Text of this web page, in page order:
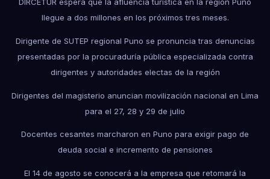
llegue a dos millones en los próximos tres meses.
Dirigente de SUTEP regional Puno se pronuncia tras denuncias
presentadas por la procuraduría pública especializada contra
dirigentes y autoridades electas de la región
Dirigentes del magisterio anuncian movilización nacional en Lima
para el 27, 28 y 29 de julio
Docentes cesantes marcharon en Puno para exigir pago de
deuda social e incremento de pensiones
El 14 de agosto se conocerá a la empresa que retomará la